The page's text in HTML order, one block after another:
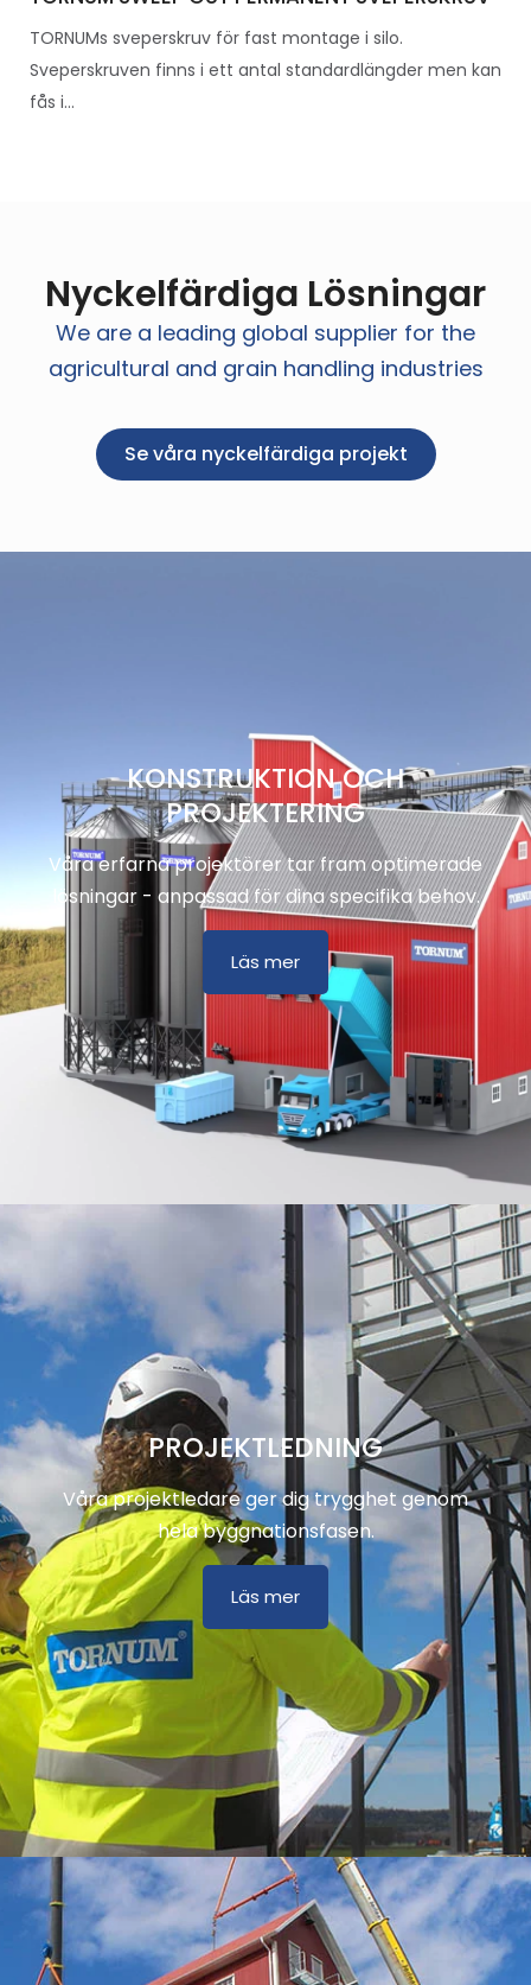
TORNUMs sveperskruv för fast montage i silo.
Sveperskruven finns i ett antal standardlängder men kan
fås i...
Nyckelfärdiga Lösningar
We are a leading global supplier for the
agricultural and grain handling industries
Se våra nyckelfärdiga projekt
KONSTRUKTION OCH
PROJEKTERING
Våra erfarna projektörer tar fram optimerade
lösningar - anpassad för dina specifika behov.
Läs mer
PROJEKTLEDNING
Våra projektledare ger dig trygghet genom
hela byggnationsfasen.
Läs mer